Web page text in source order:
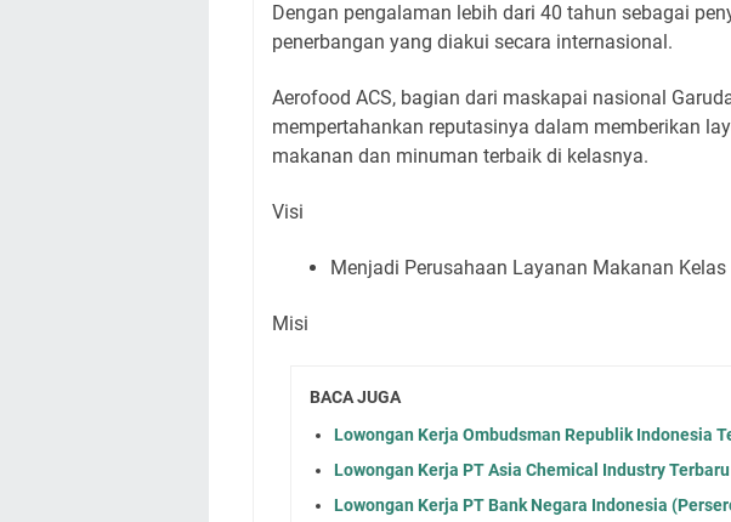
Dengan pengalaman lebih dari 40 tahun sebagai
penerbangan yang diakui secara internasional.
Aerofood ACS, bagian dari maskapai nasional
mempertahankan reputasinya dalam memberikan
makanan dan minuman terbaik di kelasnya.
Visi
Menjadi Perusahaan Layanan Makanan Kelas
Misi
BACA JUGA
Lowongan Kerja Ombudsman Republik Indonesia
Lowongan Kerja PT Asia Chemical Industry Terbaru
Lowongan Kerja PT Bank Negara Indonesia